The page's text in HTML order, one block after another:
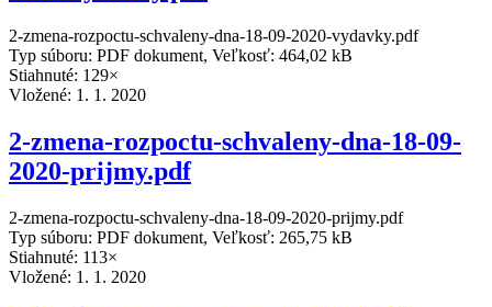
2-zmena-rozpoctu-schvaleny-dna-18-09-2020-vydavky.pdf
Typ súboru: PDF dokument, Veľkosť: 464,02 kB
Stiahnuté: 129×
Vložené: 1. 1. 2020
2-zmena-rozpoctu-schvaleny-dna-18-09-
2020-prijmy.pdf
2-zmena-rozpoctu-schvaleny-dna-18-09-2020-prijmy.pdf
Typ súboru: PDF dokument, Veľkosť: 265,75 kB
Stiahnuté: 113×
Vložené: 1. 1. 2020